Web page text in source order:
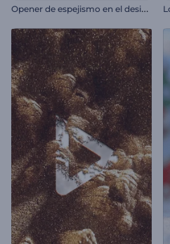
O
pener de espejismo en el desierto